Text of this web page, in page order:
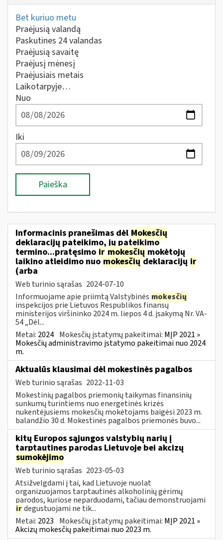
Bet kuriuo metu
Praėjusią valandą
Paskutines 24 valandas
Praėjusią savaitę
Praėjusį mėnesį
Praėjusiais metais
Laikotarpyje…
Nuo
Iki
Paieška
Informacinis pranešimas dėl Mokesčių
deklaracijų pateikimo, jų pateikimo
termino...pratęsimo ir mokesčių mokėtojų
laikino atleidimo nuomokesčiųdeklaracijų ir
(arba
Web turinio sąrašas 2024-07-10
Informuojame apie priimtą Valstybinės mokesčių
inspekcijos prie Lietuvos Respublikos finansų
ministerijos viršininko 2024 m. liepos 4 d. įsakymą Nr. VA-
54 „Dėl...
Metai: 2024 Mokesčių įstatymų pakeitimai: MĮP 2021 »
Mokesčių administravimo įstatymo pakeitimai nuo 2024
m.
Aktualūs klausimai dėl mokestinės pagalbos
Web turinio sąrašas 2022-11-03
Mokestinių pagalbos priemonių taikymas finansinių
sunkumų turintiems nuo energetinės krizės
nukentėjusiems mokesčių mokėtojams baigėsi 2023 m.
balandžio 30 d. Mokestinės pagalbos priemonės buvo...
kitų Europos sąjungos valstybių narių į
tarptautines parodas Lietuvoje bei akcizų
sumokėjimo
Web turinio sąrašas 2023-05-03
Atsižvelgdami į tai, kad Lietuvoje nuolat
organizuojamos tarptautinės alkoholinių gėrimų
parodos, kuriose neparduodami, tačiau demonstruojami
irdegustuojami ne tik...
Metai: 2023 Mokesčių įstatymų pakeitimai: MĮP 2021 »
Akcizų mokesčių pakeitimai nuo 2023 m.